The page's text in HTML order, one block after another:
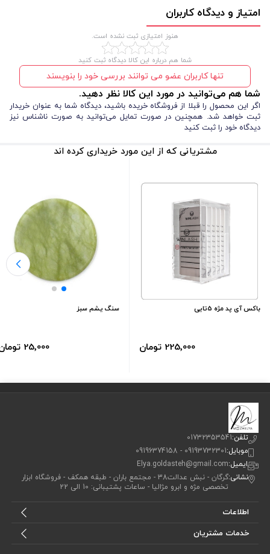
ابروها و مژه‌ها نیاز دارید.
جنس فلزی این شانه‌ها باعث می‌شود که عمر طولانی داشته باشند و در برابر
شکستگی یا آسیب مقاوم باشند.
این ابزار به دلیل فلزی بودن به راحتی قابل شست‌وشو است و می‌توان آن را
پس از هر بار استفاده تمیز کرد، بدون اینکه دچار آسیب یا زنگ‌زدگی شود.
این شانه کمک می‌کند تا موهای ابرو به سمت دلخواه شانه شوند و ظاهر
طبیعی‌تری به ابروها داده شود. همچنین مناسب برای استفاده قبل از اصلاح
مراقبت از زیبایی و فرم دادن به ابروها است.
امتیاز و دیدگاه کاربران
هنوز امتیازی ثبت نشده است.
شما هم درباره این کالا دیدگاه ثبت کنید
تنها کاربران عضو می توانند بررسی خود را بنویسند
شما هم می‌توانید در مورد این کالا نظر دهید.
اگر این محصول را قبلا از فروشگاه خریده باشید، دیدگاه شما به عنوان خریدار
ثبت خواهد شد. همچنین در صورت تمایل می‌توانید به صورت ناشناس نیز
دیدگاه خود را ثبت کنید
مشتریانی که از این مورد خریداری کرده اند
باکس آی پد مژه 5تایی
225٬000 تومان
سنگ یشم سبز
25٬000 تومان
تلفن:01732353541
موبایل:09193732301 - 09196374158
ایمیل:Elya.goldasteh@gmail.com
نشانی:
گرگان - نبش عدالت38 - مجتمع باران - طبقه همکف - فروشگاه ابزار
تخصصی مژه و ابرو مژالیا - ساعات پشتیبانی: 10 الی 22
اطلاعات
خدمات مشتریان